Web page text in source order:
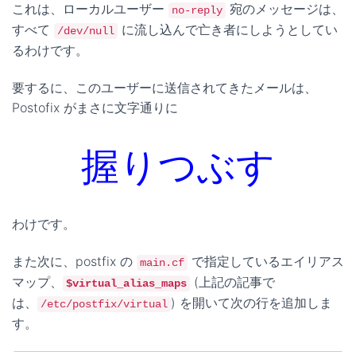
これは、ローカルユーザー no-reply 宛のメッセージは、
すべて
/dev/null
に流し込んで亡き者にしようとしてい
るわけです。
要するに、このユーザーに送信されてきたメールは、
Postofix がまさに文字通りに
握りつぶす
わけです。
また次に、postfix の main.cf
で指定しているエイリアス
マップ、
$virtual_alias_maps
(上記の記事で
は、
/etc/postfix/virtual ) を開いて次の行を追加しま
す。